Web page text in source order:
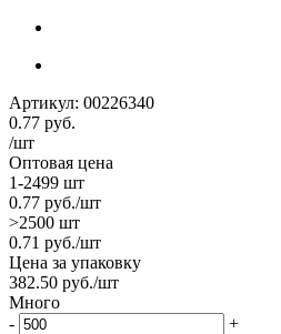
Артикул: 00226340
0.77 руб.
/шт
Оптовая цена
1-2499 шт
0.77 руб./шт
>2500 шт
0.71 руб./шт
Цена за упаковку
382.50 руб./шт
Много
-
+